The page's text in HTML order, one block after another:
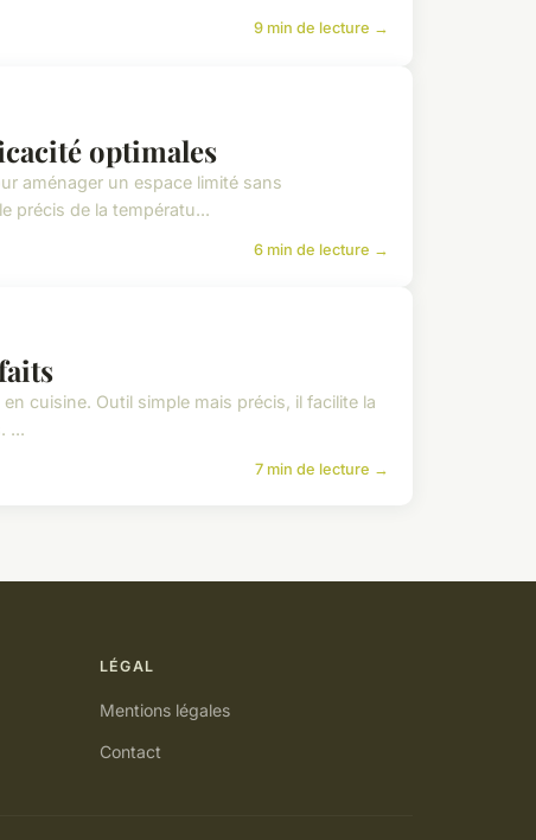
9 min de lecture →
optimales
aménager un espace limité sans
précis de la températu...
6 min de lecture →
cuisine. Outil simple mais précis, il facilite la
...
7 min de lecture →
LÉGAL
Mentions légales
Contact